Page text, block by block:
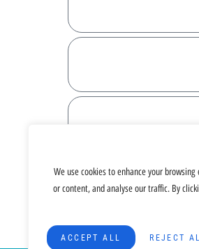
We use cookies to enhance your
or content, and analyse our traffic. By
REJECT
ACCEPT ALL
שלנו, ואני מאשר/ת